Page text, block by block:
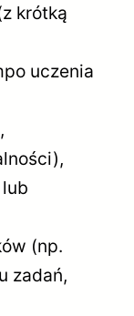
krótką
uczenia
(np.
zadań,